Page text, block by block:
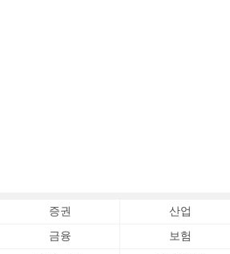
증권 산업
금융 보험